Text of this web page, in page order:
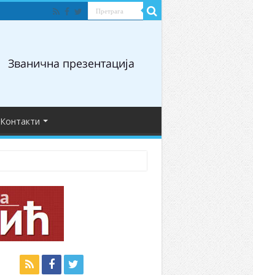
Контакти